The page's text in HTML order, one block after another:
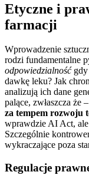
Etyczne i
farmacji
Wprowadzenie
rodzi fundamentalne
odpowiedzialnośćgdy
dawkę leku? Jak
analizują ich dane
palące, zwłaszcza że
za tempem rozwoju
wprawdzie AI Act,
Szczególnie
wykraczające poza
Regulacje